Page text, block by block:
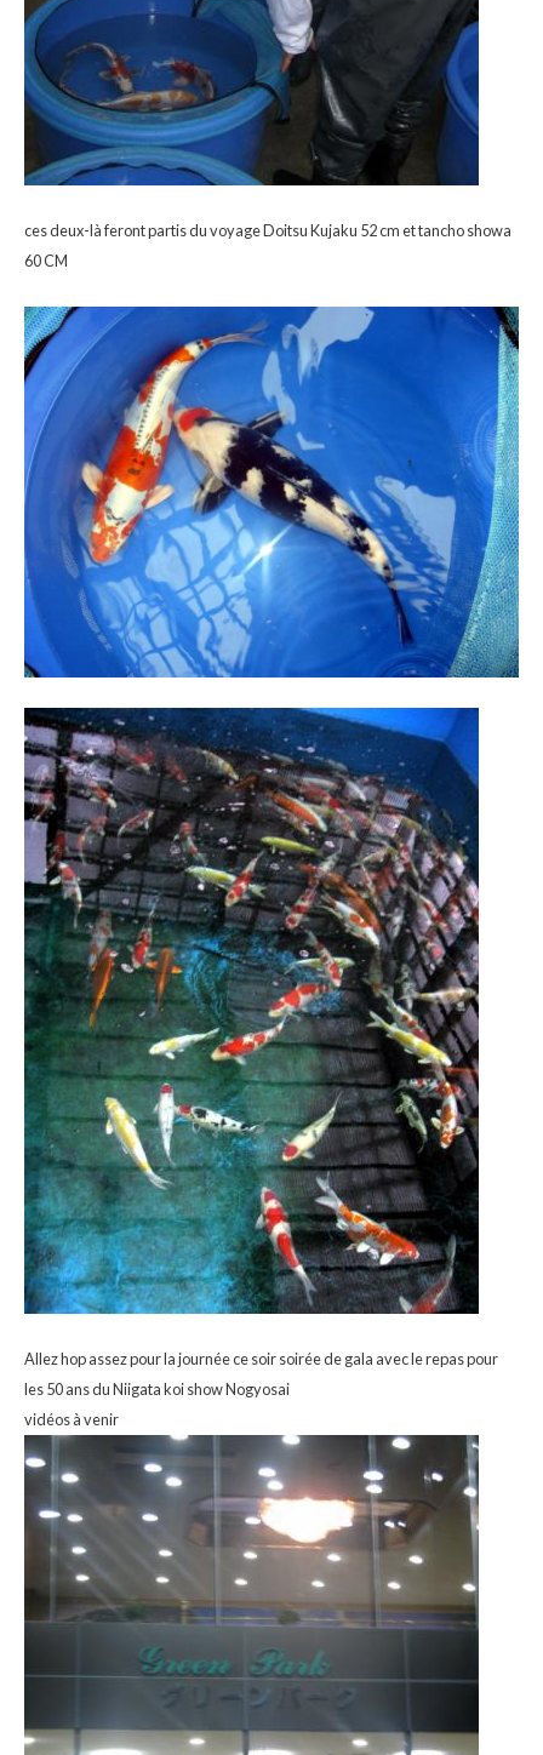
ces deux-là feront partis du voyage Doitsu Kujaku 52 cm et tancho showa
60 CM
Allez hop assez pour la journée ce soir soirée de gala avec le repas pour
les 50 ans du Niigata koi show Nogyosai
vidéos à venir